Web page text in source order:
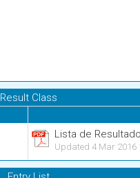
Result Class
Lista de
Updated 4 Mar 2016